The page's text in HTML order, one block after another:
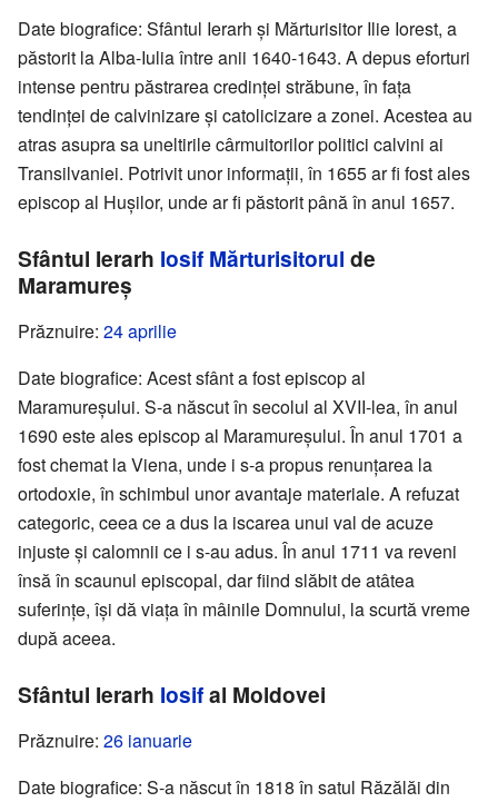
Date biografice: Sfântul Ierarh și Mărturisitor Ilie Iorest, a
păstorit la Alba-Iulia între anii 1640-1643. A depus eforturi
intense pentru păstrarea credinței străbune, în fața
tendinței de calvinizare și catolicizare a zonei. Acestea au
atras asupra sa uneltirile cârmuitorilor politici calvini ai
Transilvaniei. Potrivit unor informații, în 1655 ar fi fost ales
episcop al Hușilor, unde ar fi păstorit până în anul 1657.
Sfântul Ierarh Iosif Mărturisitorul de
Maramureș
Prăznuire: 24 aprilie
Date biografice: Acest sfânt a fost episcop al
Maramureșului. S-a născut în secolul al XVII-lea, în anul
1690 este ales episcop al Maramureșului. În anul 1701 a
fost chemat la Viena, unde i s-a propus renunțarea la
ortodoxie, în schimbul unor avantaje materiale. A refuzat
categoric, ceea ce a dus la iscarea unui val de acuze
injuste și calomnii ce i s-au adus. În anul 1711 va reveni
însă în scaunul episcopal, dar fiind slăbit de atâtea
suferințe, își dă viața în mâinile Domnului, la scurtă vreme
după aceea.
Sfântul Ierarh Iosifal Moldovei
Prăznuire: 26 ianuarie
Date biografice: S-a născut în 1818 în satul Răzălăi din